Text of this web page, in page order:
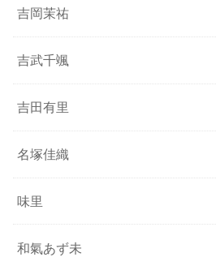
吉岡茉祐
吉武千颯
吉田有里
名塚佳織
味里
和氣あず未